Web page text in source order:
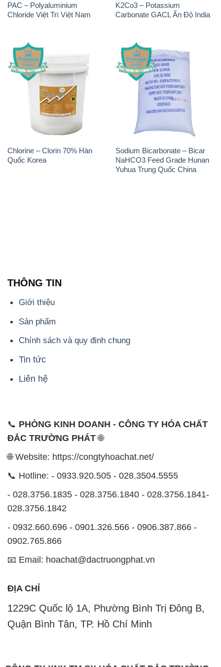
PAC – Polyaluminium
Chloride Việt Trì Việt Nam
K2Co3 – Potassium
Carbonate GACL Ấn Độ India
Chlorine – Clorin 70% Hàn
Quốc Korea
Sodium Bicarbonate – Bicar
NaHCO3 Feed Grade Hunan
Yuhua Trung Quốc China
THÔNG TIN
Giới thiệu
Sản phẩm
Chính sách và quy định chung
Tin tức
Liên hệ
📞 PHÒNG KINH DOANH - CÔNG TY HÓA CHẤT
ĐẮC TRƯỜNG PHÁT🌐
🌐 Website: https://congtyhoachat.net/
📞 Hotline: - 0933.920.505 - 028.3504.5555
- 028.3756.1835 - 028.3756.1840 - 028.3756.1841-
028.3756.1842
- 0932.660.696 - 0901.326.566 - 0906.387.866 -
0902.765.866
📧 Email: hoachat@dactruongphat.vn
ĐỊA CHỈ
1229C Quốc lộ 1A, Phường Bình Trị Đông B,
Quận Bình Tân, TP. Hồ Chí Minh